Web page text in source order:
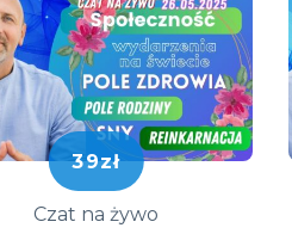
39zł
Czat na żywo